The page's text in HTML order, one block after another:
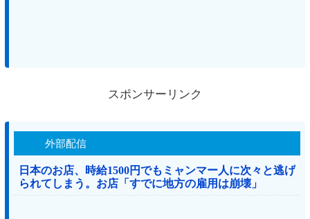
スポンサーリンク
外部配信
日本のお店、時給1500円でもミャンマー人に次々と逃げ
られてしまう。お店「すでに地方の雇用は崩壊」